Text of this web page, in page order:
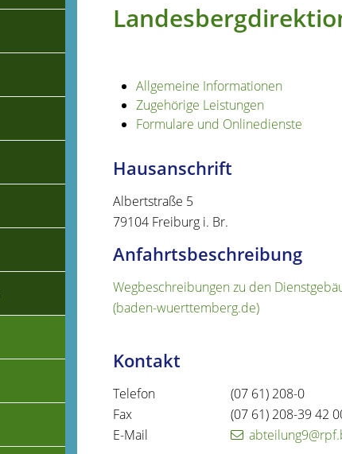
Allgemeine Informationen
Zugehörige Leistungen
Formulare und Onlinedienste
Hausanschrift
Albertstraße 5
79104 Freiburg i. Br.
Anfahrtsbeschreibung
Wegbeschreibungen zu den
(baden-wuerttemberg.de)
Kontakt
Telefon (07 61) 208-0
Fax
(07 61) 208-39 42
E-Mail